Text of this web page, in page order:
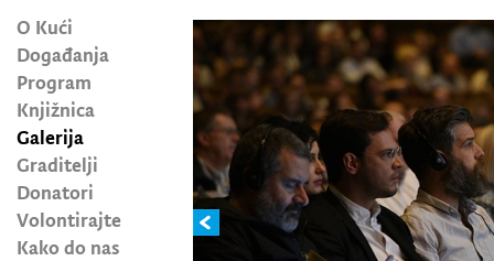
O Kući
Događanja
Program
Knjižnica
Galerija
Graditelji
Donatori
Volontirajte
Kako do nas